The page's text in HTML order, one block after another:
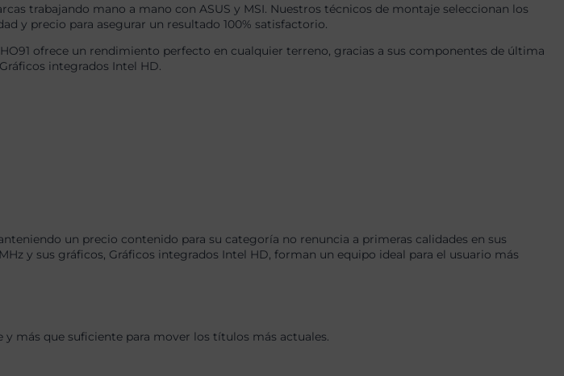
trabajando mano a mano con ASUS y MSI. Nuestros técnicos de montaje seleccionan los
y precio para asegurar un resultado 100% satisfactorio.
ofrece un rendimiento perfecto en cualquier terreno, gracias a sus componentes de última
integrados Intel HD.
un precio contenido para su categoría no renuncia a primeras calidades en sus
y sus gráficos, Gráficos integrados Intel HD, forman un equipo ideal para el usuario más
más que suficiente para mover los títulos más actuales.